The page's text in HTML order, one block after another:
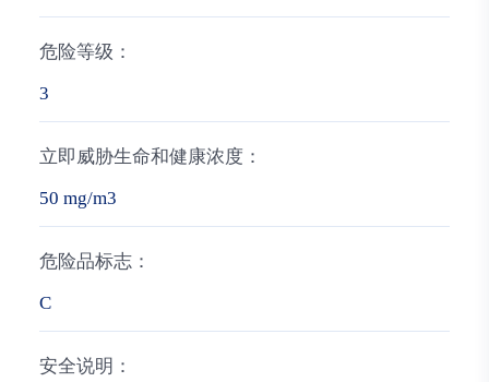
危险等级：
3
立即威胁生命和健康浓度：
50 mg/m3
危险品标志：
C
安全说明：